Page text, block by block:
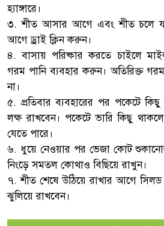
হ্যাঙ্গারে।
৩. শীত আসার আগে এবং শীত চলে
আগে ড্রাই ক্লিন করুন।
৪. বাসায় পরিষ্কার করতে চাইলে
গরম পানি ব্যবহার করুন। অতিরিক্ত
না।
৫. প্রতিবার ব্যবহারের পর পকেটে কিছু
লক্ষ রাখবেন। পকেটে ভারি কিছু
যেতে পারে।
৬. ধুয়ে নেওয়ার পর ভেজা কোট
নিংড়ে সমতল কোথাও বিছিয়ে রাখুন।
৭. শীত শেষে উঠিয়ে রাখার আগে সিলড
ঝুলিয়ে রাখবেন।